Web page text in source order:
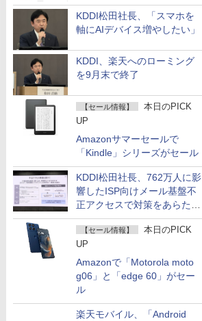
KDDI松田社長、「スマホを
軸にAIデバイス増やしたい」
KDDI、楽天へのローミング
を9月末で終了
【セール情報】
本日のPICK
UP
Amazonサマーセールで
「Kindle」シリーズがセール
KDDI松田社長、762万人に影
響したISP向けメール基盤不
正アクセスで対策をあらため
て説明
【セール情報】
本日のPICK
UP
Amazonで「Motorola moto
g06」と「edge 60」がセー
ル
楽天モバイル、「Android